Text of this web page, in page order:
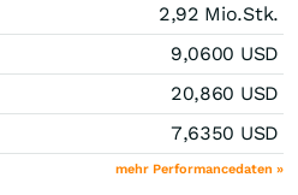
2,92 Mio.Stk.
9,0600 USD
20,860 USD
7,6350 USD
mehr Performancedaten »